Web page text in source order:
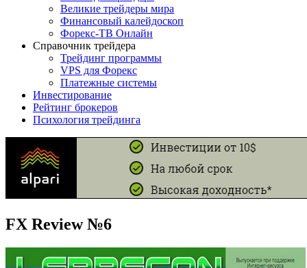
Великие трейдеры мира
Финансовый калейдоскоп
Форекс-ТВ Онлайн
Справочник трейдера
Трейдинг программы
VPS для Форекс
Платежные системы
Инвестирование
Рейтинг брокеров
Психология трейдинга
FX Review №6